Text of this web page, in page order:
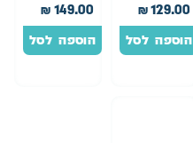
₪129.00
הוספה לסל
Pro Retail
₪ 149.00
הוספה לסל